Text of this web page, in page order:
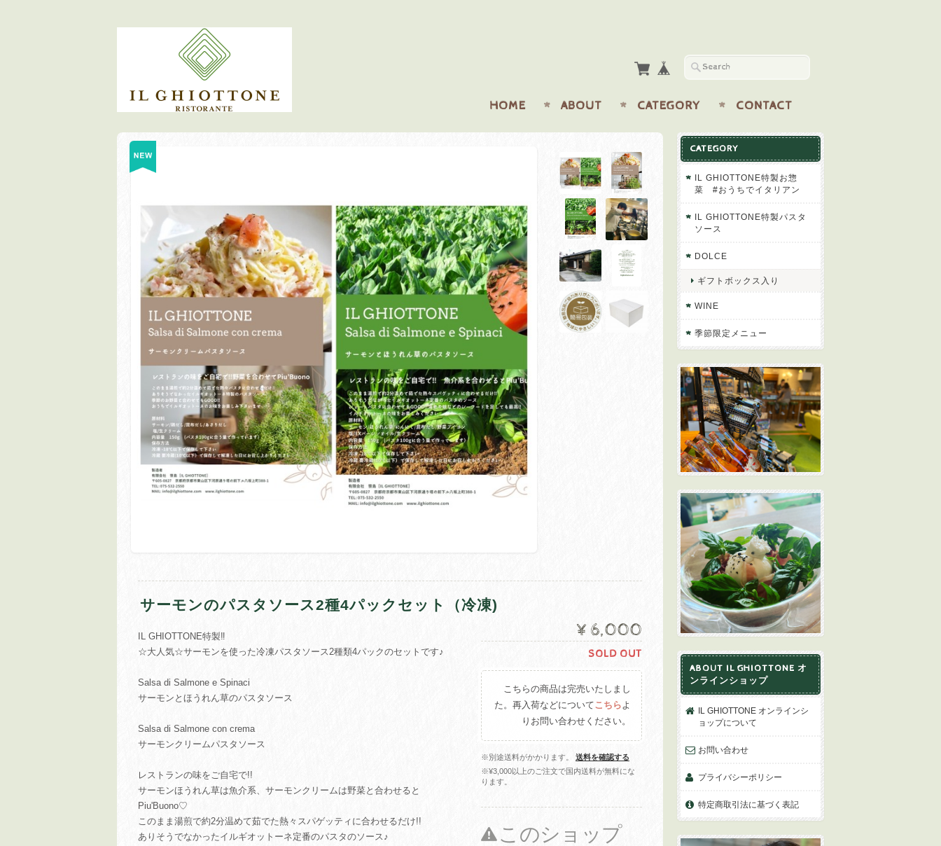
HOME ABOUT CATEGORY CONTACT
サーモンのパスタソース2種4パックセット（冷凍)
IL GHIOTTONE特製‼︎
☆大人気☆サーモンを使った冷凍パスタソース2種類4パックのセットです♪
Salsa di Salmone e Spinaci
サーモンとほうれん草のパスタソース
Salsa di Salmone con crema
サーモンクリームパスタソース
レストランの味をご自宅で!!
サーモンほうれん草は魚介系、サーモンクリームは野菜と合わせると
Piu'Buono♡
このまま湯煎で約2分温めて茹でた熱々スパゲッティに合わせるだけ!!
ありそうでなかったイルギオットーネ定番のパスタのソース♪
¥6,000
SOLD OUT
こちらの商品は完売いたしまし
た。再入荷などについてこちらよ
りお問い合わせください。
※別途送料がかかります。
送料を確認する
※¥3,000以上のご注文で国内送料が無料にな
ります。
このショップ
CATEGORY
IL GHIOTTONE特製お惣
菜 #おうちでイタリアン
IL GHIOTTONE特製パスタ
ソース
DOLCE
ギフトボックス入り
WINE
季節限定メニュー
ABOUT IL GHIOTTONE オ
ンラインショップ
IL GHIOTTONE オンラインシ
ョップについて
お問い合わせ
プライバシーポリシー
特定商取引法に基づく表記